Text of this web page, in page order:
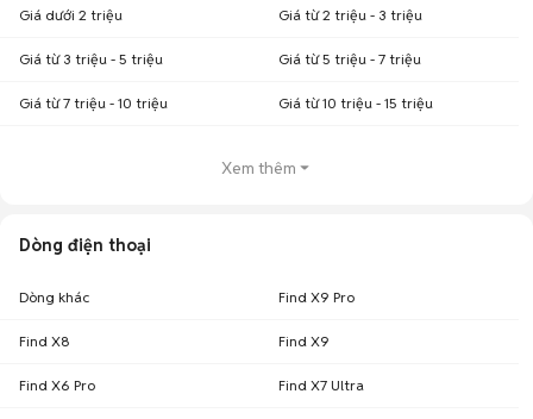
Giá dưới 2 triệu Giá từ 2 triệu - 3 triệu
Giá từ 3 triệu - 5 triệu Giá từ 5 triệu - 7 triệu
Giá từ 7 triệu - 10 triệu Giá từ 10 triệu - 15 triệu
Xem thêm
Dòng điện thoại
Dòng khác Find X9 Pro
Find X8 Find X9
Find X6 Pro Find X7 Ultra